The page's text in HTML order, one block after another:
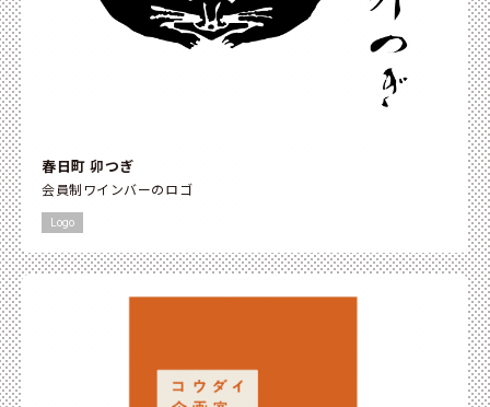
春日町 卯つぎ
会員制ワインバーのロゴ
Logo